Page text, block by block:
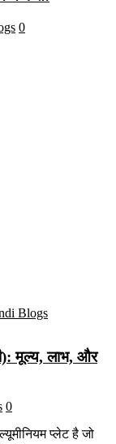
0
मूल्य, लाभ, और
0
प्लेट है जो